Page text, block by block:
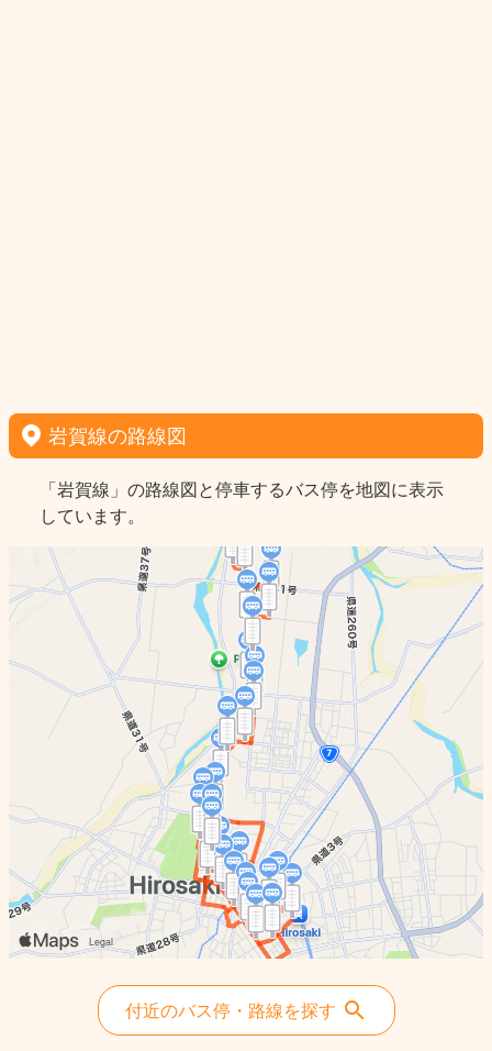
岩賀線の路線図
「岩賀線」の路線図と停車するバス停を地図に表示
しています。
付近のバス停・路線を探す